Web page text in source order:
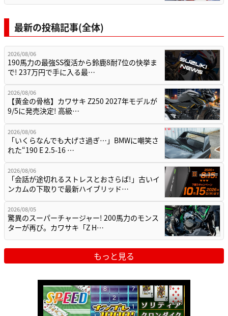
最新の投稿記事(全体)
2026/08/06
190馬力の最強SS復活から鈴鹿8耐7位の快挙ま
で! 237万円で手に入る最…
2026/08/06
【黄金の骨格】カワサキ Z250 2027年モデルが
9/5に発売決定! 高級…
2026/08/06
「いくらなんでも大げさ過ぎ…」BMWに嘲笑さ
れた“190 E 2.5-16 …
2026/08/06
「会話が途切れるストレスとおさらば!」古いイ
ンカムの下取りで最新ハイブリッド…
2026/08/05
驚異のスーパーチャージャー! 200馬力のモンス
ターが再び。カワサキ「Z H…
もっと見る